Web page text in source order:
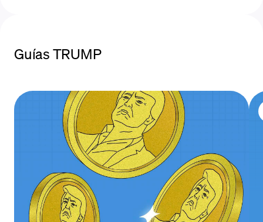
Guías TRUMP